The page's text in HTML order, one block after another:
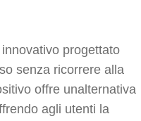
progettato
senza ricorrere alla
offre unalternativa
agli utenti la